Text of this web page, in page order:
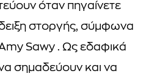
όταν πηγαίνετε
στοργής, σύμφωνα
Sawy . Ως εδαφικά
σημαδεύουν και να